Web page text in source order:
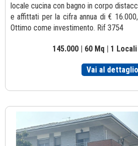
locale cucina con bagno in corpo
e affittati per la cifra annua di €
Ottimo come investimento. Rif 3754
145.000 | 60 Mq | 1
Vai al dettaglio